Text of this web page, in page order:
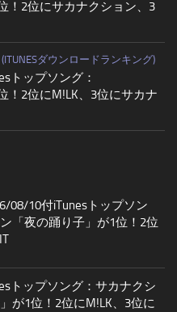
！2位にサカナクション、3
ダウンロードランキング)
トップソング：
！2位にM!LK、3位にサカナ
08/10付iTunesトップソン
「夜の踊り子」が1位！2位
トップソング：サカナクシ
が1位！2位にM!LK、3位に